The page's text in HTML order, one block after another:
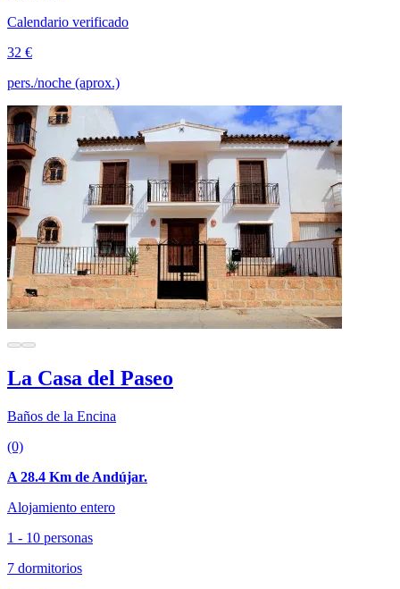
Calendario verificado
32 €
pers./noche (aprox.)
La Casa del Paseo
Baños de la Encina
(0)
A 28.4 Km de Andújar.
Alojamiento entero
1 - 10 personas
7 dormitorios